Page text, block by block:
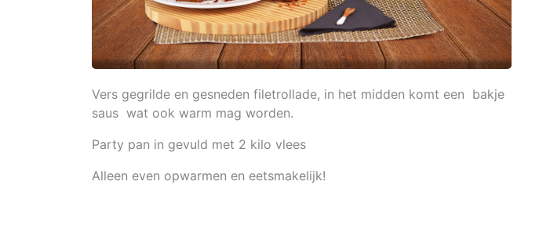
Vers gegrilde en gesneden filetrollade, in het midden komt een bakje
saus wat ook warm mag worden.
Party pan in gevuld met 2 kilo vlees
Alleen even opwarmen en eetsmakelijk!